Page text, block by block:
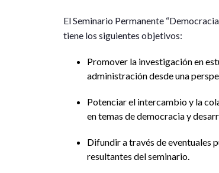
El Seminario Permanente
tiene los siguientes objetivos:
Promover la investigación en
administración desde una
Potenciar el intercambio y la
en temas de democracia y
Difundir a través de eventuales
resultantes del seminario.